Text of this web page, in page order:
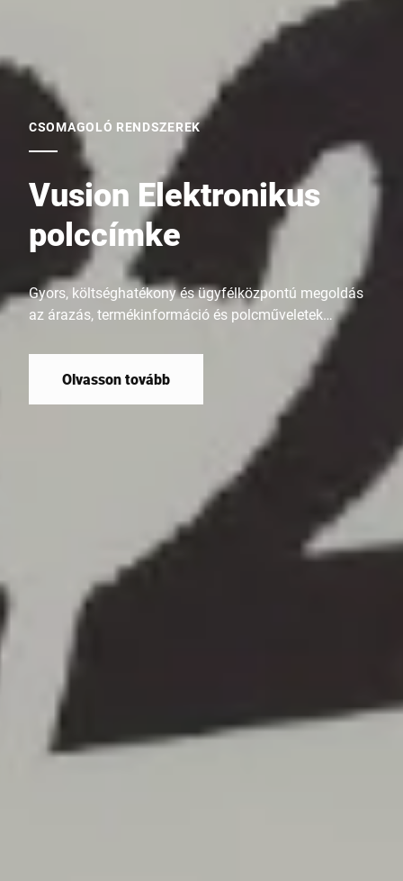
CSOMAGOLÓ RENDSZEREK
Vusion Elektronikus
polccímke
Gyors, költséghatékony és ügyfélközpontú megoldás
az árazás, termékinformáció és polcműveletek
digitalizálására. Felhő a kiskereskedelemben –
Kövesse nyomon, felügyelje és kezelje a
kiskereskedelmi IoT-eszközöket bárhonnan.
Olvasson tovább